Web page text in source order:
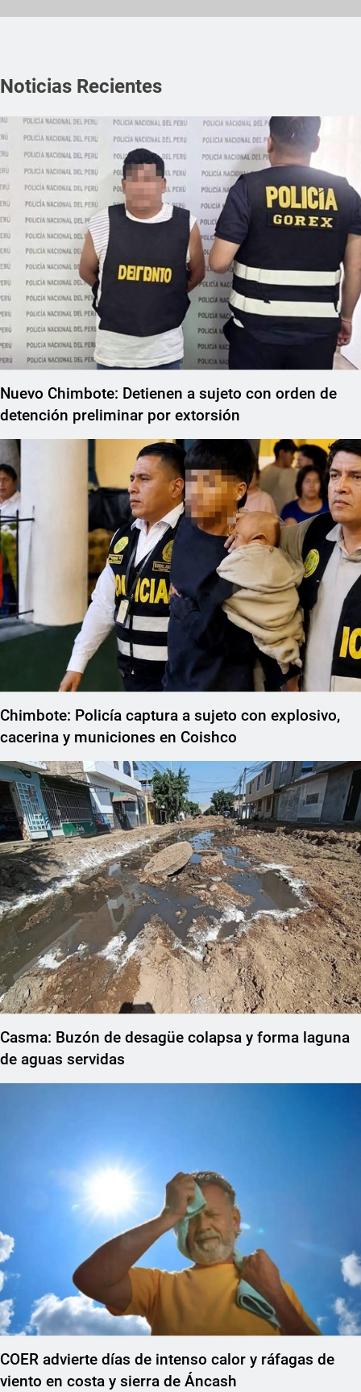
Noticias Recientes
Nuevo Chimbote: Detienen a sujeto con orden de
detención preliminar por extorsión
Chimbote: Policía captura a sujeto con explosivo,
cacerina y municiones en Coishco
Casma: Buzón de desagüe colapsa y forma laguna
de aguas servidas
COER advierte días de intenso calor y ráfagas de
viento en costa y sierra de Áncash